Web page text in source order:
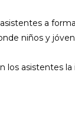
a
niños y
los asistentes